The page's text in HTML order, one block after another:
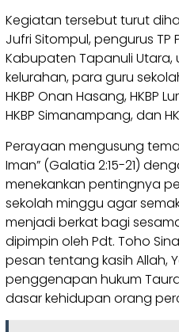
Kegiatan tersebut turut
Jufri Sitompul, pengurus TP
Kabupaten Tapanuli
kelurahan, para guru
HKBP Onan Hasang, HKBP
HKBP Simanampang, dan
Perayaan mengusung
Iman” (Galatia 2:15-21)
menekankan pentingnya
sekolah minggu agar
menjadi berkat bagi
dipimpin oleh Pdt. Toho
pesan tentang kasih Allah,
penggenapan hukum
dasar kehidupan orang